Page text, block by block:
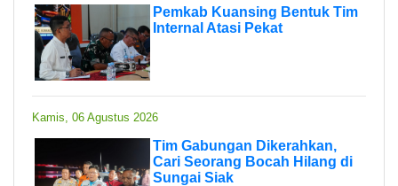
Pemkab Kuansing Bentuk Tim
Internal Atasi Pekat
Kamis, 06 Agustus 2026
Tim Gabungan Dikerahkan,
Cari Seorang Bocah Hilang di
Sungai Siak